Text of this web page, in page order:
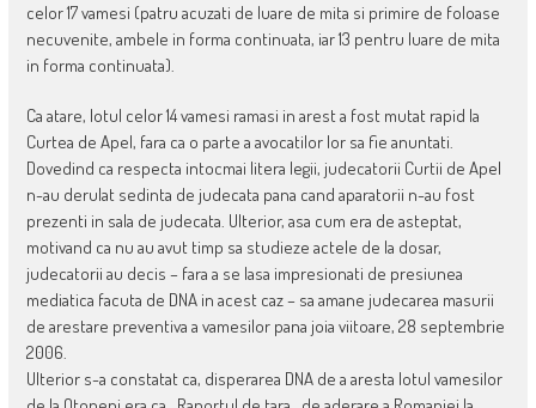
celor 17 vamesi (patru acuzati de luare de mita si primire de foloase
necuvenite, ambele in forma continuata, iar 13 pentru luare de mita
in forma continuata).
Ca atare, lotul celor 14 vamesi ramasi in arest a fost mutat rapid la
Curtea de Apel, fara ca o parte a avocatilor lor sa fie anuntati.
Dovedind ca respecta intocmai litera legii, judecatorii Curtii de Apel
n-au derulat sedinta de judecata pana cand aparatorii n-au fost
prezenti in sala de judecata. Ulterior, asa cum era de asteptat,
motivand ca nu au avut timp sa studieze actele de la dosar,
judecatorii au decis – fara a se lasa impresionati de presiunea
mediatica facuta de DNA in acest caz – sa amane judecarea masurii
de arestare preventiva a vamesilor pana joia viitoare, 28 septembrie
2006.
Ulterior s-a constatat ca, disperarea DNA de a aresta lotul vamesilor